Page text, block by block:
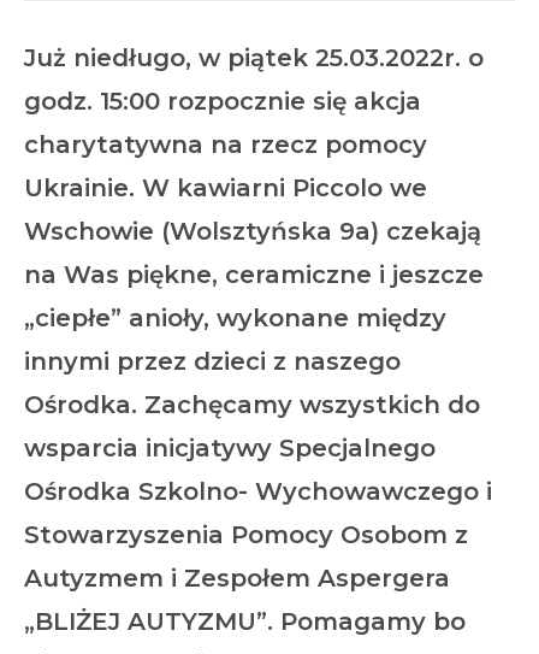
Już niedługo, w piątek 25.03.2022r. o
godz. 15:00 rozpocznie się akcja
charytatywna na rzecz pomocy
Ukrainie. W kawiarni Piccolo we
Wschowie (Wolsztyńska 9a) czekają
na Was piękne, ceramiczne i jeszcze
„ciepłe” anioły, wykonane między
innymi przez dzieci z naszego
Ośrodka. Zachęcamy wszystkich do
wsparcia inicjatywy Specjalnego
Ośrodka Szkolno- Wychowawczego i
Stowarzyszenia Pomocy Osobom z
Autyzmem i Zespołem Aspergera
„BLIŻEJ AUTYZMU”. Pomagamy bo